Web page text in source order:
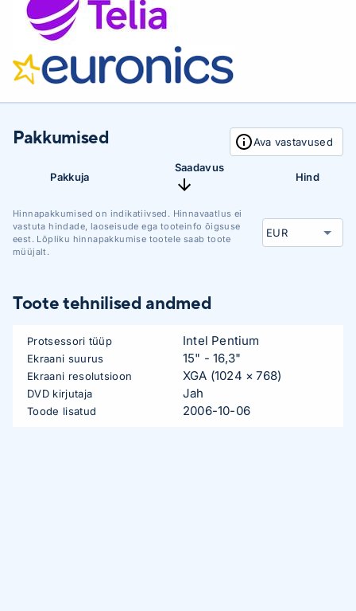
Pakkumised Ava vastavused
Pakkuja
Saadavus
Hind
Hinnapakkumised on indikatiivsed. Hinnavaatlus ei
vastuta hindade, laoseisude ega tooteinfo õigsuse
eest. Lõpliku hinnapakkumise tootele saab toote
müüjalt.
Toote tehnilised andmed
Protsessori tüüp Intel Pentium
Ekraani suurus 15" - 16,3"
Ekraani resolutsioon XGA (1024 × 768)
DVD kirjutaja Jah
Toode lisatud 2006-10-06